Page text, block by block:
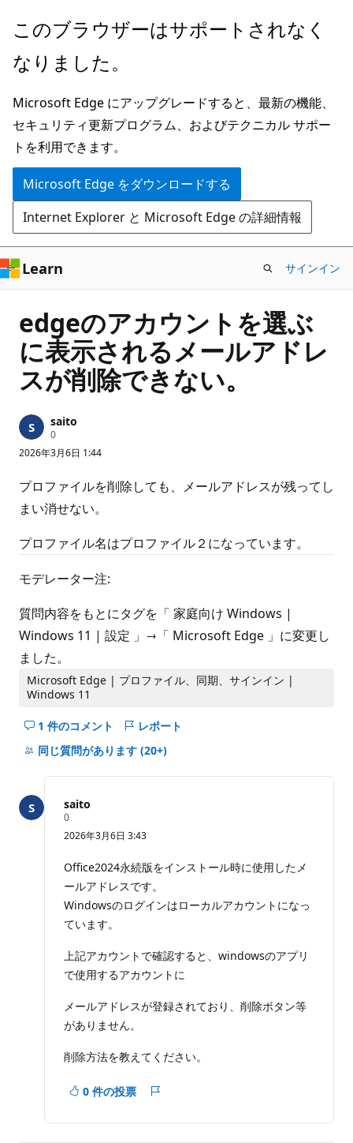
メ
ン
ン
テ
ン
ツ
に
ス
キ
ッ
プ
このブラウザーはサポートされなく
なりました。
Microsoft Edge にアップグレードすると、最新の機能、
セキュリティ更新プログラム、およびテクニカル サポー
トを利用できます。
Microsoft Edge をダウンロードする
Internet Explorer と Microsoft Edge の詳細情報
Learn サインイン
edgeのアカウントを選ぶ
に表示されるメールアドレ
スが削除できない。
saito
0評
価
の
イ
ン
ト
2026年3月6日 1:44
プロファイルを削除しても、メールアドレスが残ってし
まい消せない。
プロファイル名はプロファイル２になっています。
モデレーター注:
質問内容をもとにタグを「 家庭向け Windows |
Windows 11 | 設定 」→「 Microsoft Edge 」に変更し
ました。
Microsoft Edge | プロファイル、同期、サインイン |
Windows 11
1 件のコメント
こ
の
コ
メ
ン
を
非
表
に
す
る
レポート
同じ質問があります (20+)
saito
0評
の
イ
ン
ト
2026年3月6日 3:43
Office2024永続版をインストール時に使用したメ
ールアドレスです。
Windowsのログインはローカルアカウントになっ
ています。
上記アカウントで確認すると、windowsのアプリ
で使用するアカウントに
メールアドレスが登録されており、削除ボタン等
がありません。
削除方法を教えてください。
0 件の投票